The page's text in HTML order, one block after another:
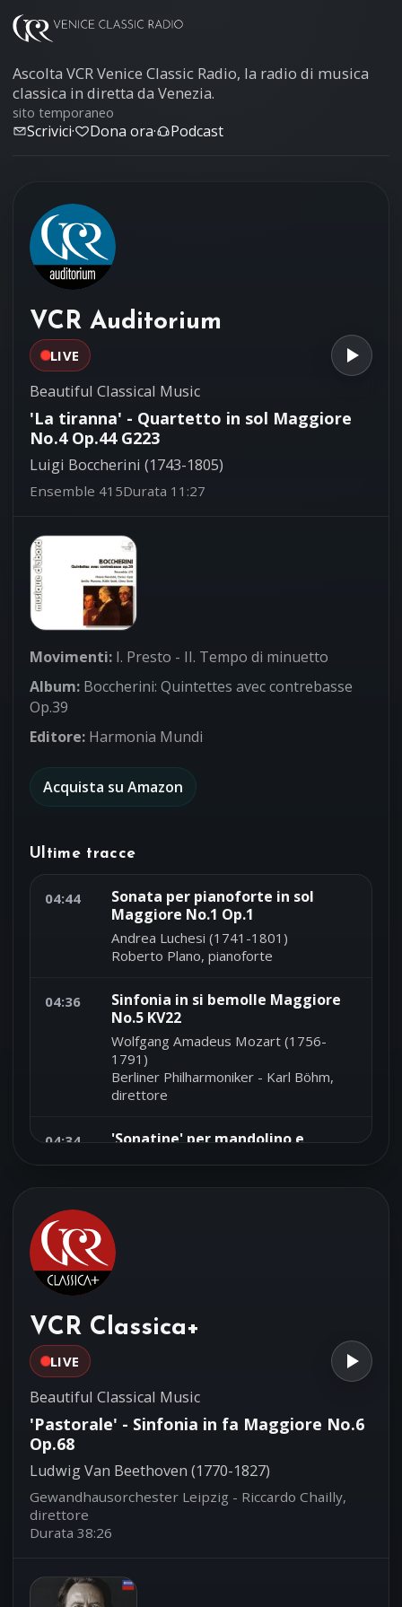
Ascolta VCR Venice Classic Radio, la radio di musica
classica in diretta da Venezia.
sito temporaneo
Scrivici· Dona ora· Podcast
VCR Auditorium
LIVE
Beautiful Classical Music
'La tiranna' - Quartetto in sol Maggiore
No.4 Op.44 G223
Luigi Boccherini (1743-1805)
Ensemble 415Durata 11:27
Movimenti: I. Presto - II. Tempo di minuetto
Album: Boccherini: Quintettes avec contrebasse
Op.39
Editore: Harmonia Mundi
Acquista su Amazon
Ultime tracce
04:44
Sonata per pianoforte in sol
Maggiore No.1 Op.1
Andrea Luchesi (1741-1801)
Roberto Plano, pianoforte
04:36
Sinfonia in si bemolle Maggiore
No.5 KV22
Wolfgang Amadeus Mozart (1756-
1791)
Berliner Philharmoniker - Karl Böhm,
direttore
04:34
'Sonatine' per mandolino e
Fasolis, fortepiano
04:24
Francesco Maria Veracini (1690-1768)
L'arte dell'Arco - Federico Guglielmo,
VCR Classica+
LIVE
Beautiful Classical Music
'Pastorale' - Sinfonia in fa Maggiore No.6
Op.68
Ludwig Van Beethoven (1770-1827)
Gewandhausorchester Leipzig - Riccardo Chailly,
direttore
Durata 38:26